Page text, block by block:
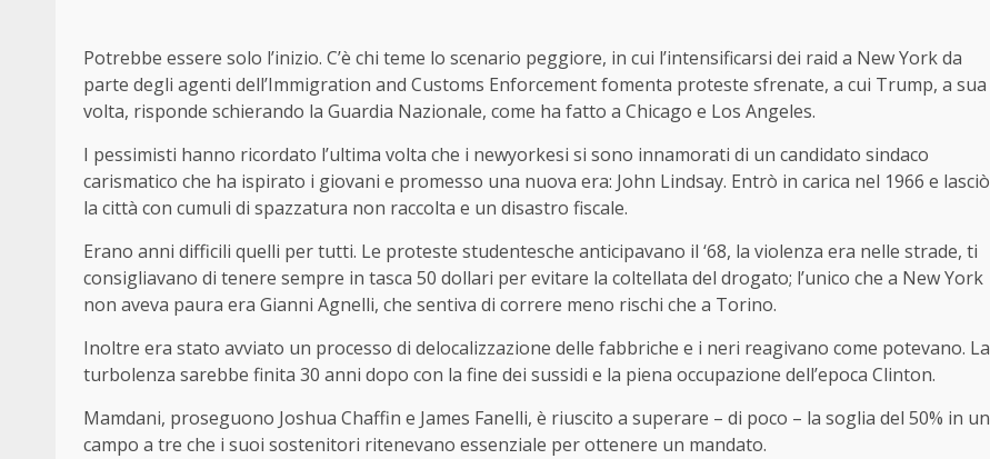
Potrebbe essere solo l’inizio. C’è chi teme lo scenario peggiore, in cui l’intensificarsi dei raid a New York da
parte degli agenti dell’Immigration and Customs Enforcement fomenta proteste sfrenate, a cui Trump, a sua
volta, risponde schierando la Guardia Nazionale, come ha fatto a Chicago e Los Angeles.
I pessimisti hanno ricordato l’ultima volta che i newyorkesi si sono innamorati di un candidato sindaco
carismatico che ha ispirato i giovani e promesso una nuova era: John Lindsay. Entrò in carica nel 1966 e lasciò
la città con cumuli di spazzatura non raccolta e un disastro fiscale.
Erano anni difficili quelli per tutti. Le proteste studentesche anticipavano il ‘68, la violenza era nelle strade, ti
consigliavano di tenere sempre in tasca 50 dollari per evitare la coltellata del drogato; l’unico che a New York
non aveva paura era Gianni Agnelli, che sentiva di correre meno rischi che a Torino.
Inoltre era stato avviato un processo di delocalizzazione delle fabbriche e i neri reagivano come potevano. La
turbolenza sarebbe finita 30 anni dopo con la fine dei sussidi e la piena occupazione dell’epoca Clinton.
Mamdani, proseguono Joshua Chaffin e James Fanelli, è riuscito a superare – di poco – la soglia del 50% in un
campo a tre che i suoi sostenitori ritenevano essenziale per ottenere un mandato.